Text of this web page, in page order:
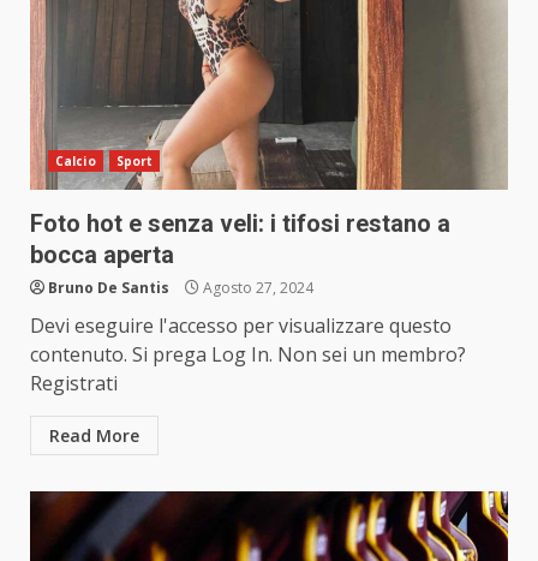
Calcio Sport
Foto hot e senza veli: i tifosi restano a
bocca aperta
Bruno De Santis Agosto 27, 2024
Devi eseguire l'accesso per visualizzare questo
contenuto. Si prega Log In. Non sei un membro?
Registrati
Read More